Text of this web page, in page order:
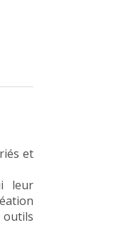
et
leur